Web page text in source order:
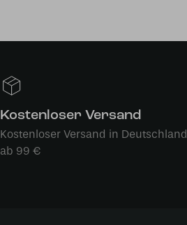
Kostenloser Versand
Kostenloser Versand in Deutschland
ab 99 €